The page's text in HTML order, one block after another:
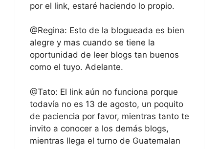
por el link, estaré haciendo lo propio.
@Regina: Esto de la blogueada es bien
alegre y mas cuando se tiene la
oportunidad de leer blogs tan buenos
como el tuyo. Adelante.
@Tato: El link aún no funciona porque
todavía no es 13 de agosto, un poquito
de paciencia por favor, mientras tanto te
invito a conocer a los demás blogs,
mientras llega el turno de Guatemalan